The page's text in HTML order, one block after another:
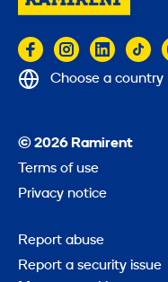
© 2026 Ramirent
Terms of use
Privacy notice
Report abuse
Report a security issue
Choose a country